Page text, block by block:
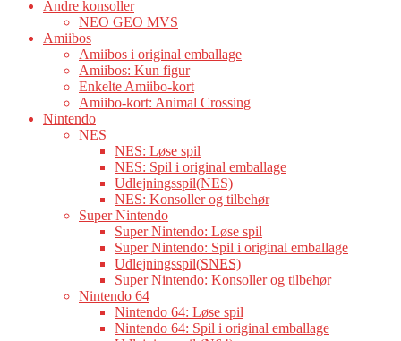
Andre konsoller
NEO GEO MVS
Amiibos
Amiibos i original emballage
Amiibos: Kun figur
Enkelte Amiibo-kort
Amiibo-kort: Animal Crossing
Nintendo
NES
NES: Løse spil
NES: Spil i original emballage
Udlejningsspil(NES)
NES: Konsoller og tilbehør
Super Nintendo
Super Nintendo: Løse spil
Super Nintendo: Spil i original emballage
Udlejningsspil(SNES)
Super Nintendo: Konsoller og tilbehør
Nintendo 64
Nintendo 64: Løse spil
Nintendo 64: Spil i original emballage